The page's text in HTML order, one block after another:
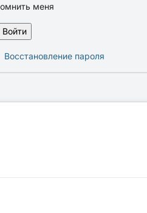
меня
Восстановление пароля